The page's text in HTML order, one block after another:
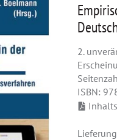
2.
ISBN: